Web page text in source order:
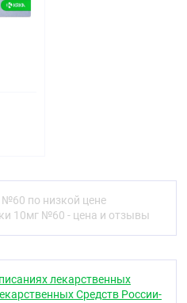
натрия
13,90 мг, тальк 6,00
краситель железа
мг, краситель железа
белого или почти белого
с фаской.
по низкой цене
10мг №60 - цена и отзывы
лекарственных
Средств России-